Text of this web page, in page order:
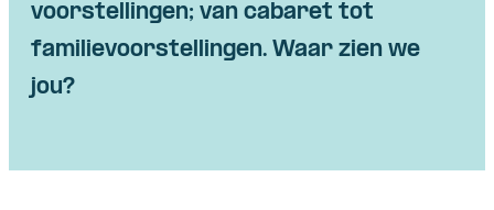
voorstellingen; van cabaret tot
familievoorstellingen. Waar zien we
jou?